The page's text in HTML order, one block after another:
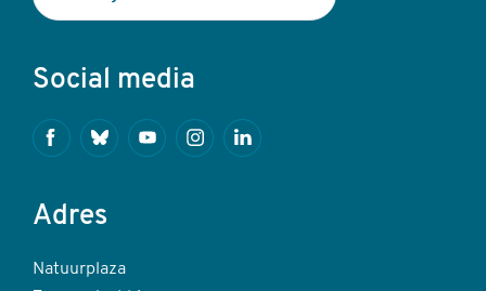
Social media
FacebookBlueskyYoutubeInstagramLinkedin
Adres
Natuurplaza